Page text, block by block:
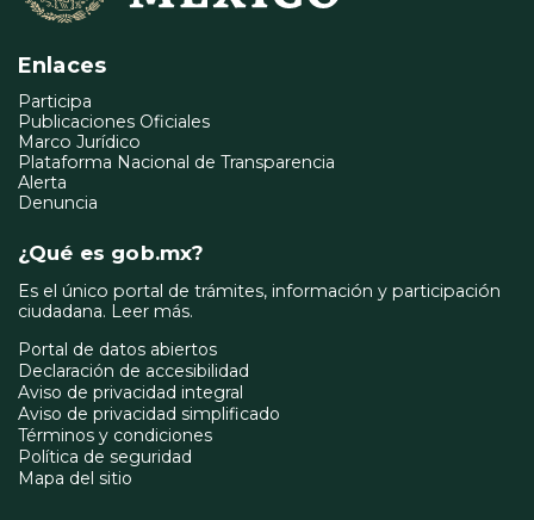
Enlaces
Participa
Publicaciones Oficiales
Marco Jurídico
Plataforma Nacional de Transparencia
Alerta
Denuncia
¿Qué es gob.mx?
Es el único portal de trámites, información y participación
ciudadana. Leer más.
Portal de datos abiertos
Declaración de accesibilidad
Aviso de privacidad integral
Aviso de privacidad simplificado
Términos y condiciones
Política de seguridad
Mapa del sitio